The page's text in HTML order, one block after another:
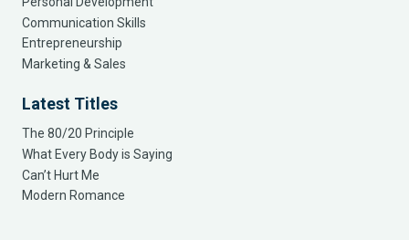
Communication Skills
Entrepreneurship
Marketing & Sales
Latest Titles
The 80/20 Principle
What Every Body is Saying
Can’t Hurt Me
Modern Romance